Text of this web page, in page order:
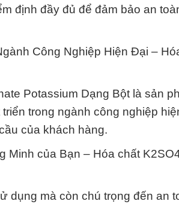
định đầy đủ để đảm bảo an
Công Nghiệp Hiện Đại –
Potassium Dạng Bột là sản
trong ngành công nghiệp
của khách hàng.
Minh của Bạn – Hóa chất
dụng mà còn chú trọng đến an